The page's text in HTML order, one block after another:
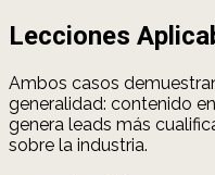
Lecciones
Ambos casos
generalidad: contenido
genera leads más
sobre la industria.